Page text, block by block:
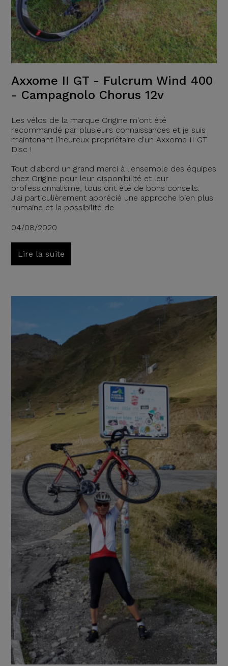
Axxome II GT - Fulcrum Wind 400
- Campagnolo Chorus 12v
Les vélos de la marque Origine m'ont été
recommandé par plusieurs connaissances et je suis
maintenant l'heureux propriétaire d'un Axxome II GT
Disc !
Tout d'abord un grand merci à l'ensemble des équipes
chez Origine pour leur disponibilité et leur
professionnalisme, tous ont été de bons conseils.
J'ai particulièrement apprécié une approche bien plus
humaine et la possibilité de
04/08/2020
Lire la suite